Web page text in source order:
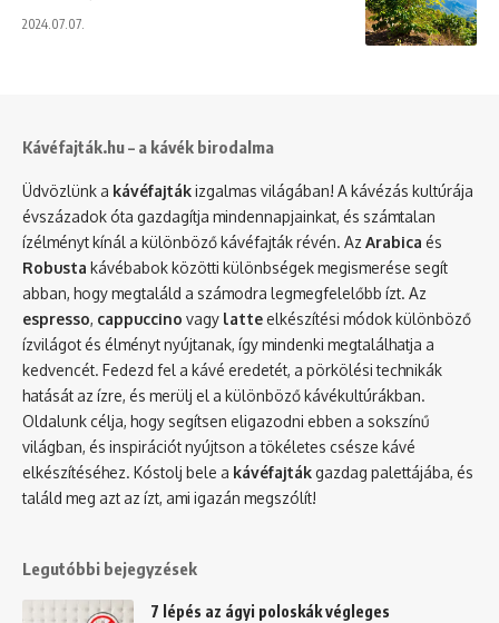
2024.07.07.
Kávéfajták.hu – a kávék birodalma
Üdvözlünk a kávéfajtákizgalmas világában! A kávézás kultúrája
évszázadok óta gazdagítja mindennapjainkat, és számtalan
ízélményt kínál a különböző kávéfajták révén. Az Arabica és
Robusta kávébabok közötti különbségek megismerése segít
abban, hogy megtaláld a számodra legmegfelelőbb ízt. Az
espresso, cappuccino vagy latte elkészítési módok különböző
ízvilágot és élményt nyújtanak, így mindenki megtalálhatja a
kedvencét. Fedezd fel a kávé eredetét, a pörkölési technikák
hatását az ízre, és merülj el a különböző kávékultúrákban.
Oldalunk célja, hogy segítsen eligazodni ebben a sokszínű
világban, és inspirációt nyújtson a tökéletes csésze kávé
elkészítéséhez. Kóstolj bele a kávéfajtákgazdag palettájába, és
találd meg azt az ízt, ami igazán megszólít!
Legutóbbi bejegyzések
7 lépés az ágyi poloskák végleges